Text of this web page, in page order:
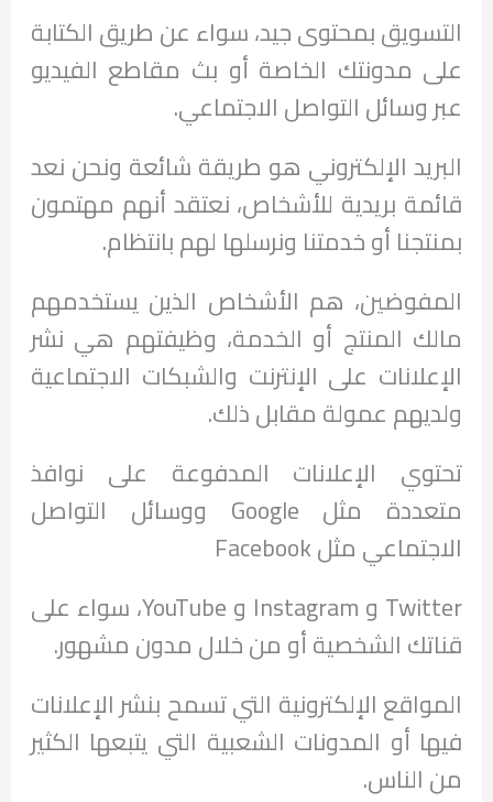
التسويق بمحتوى جيد، سواء عن طريق الكتابة
على مدونتك الخاصة أو بث مقاطع الفيديو
عبر وسائل التواصل الاجتماعي.
البريد الإلكتروني هو طريقة شائعة ونحن نعد
قائمة بريدية للأشخاص، نعتقد أنهم مهتمون
بمنتجنا أو خدمتنا ونرسلها لهم بانتظام.
المفوضين، هم الأشخاص الذين يستخدمهم
مالك المنتج أو الخدمة، وظيفتهم هي نشر
الإعلانات على الإنترنت والشبكات الاجتماعية
ولديهم عمولة مقابل ذلك.
تحتوي الإعلانات المدفوعة على نوافذ
متعددة مثل Google ووسائل التواصل
الاجتماعي مثل Facebook
Twitter و Instagram و YouTube، سواء على
قناتك الشخصية أو من خلال مدون مشهور.
المواقع الإلكترونية التي تسمح بنشر الإعلانات
فيها أو المدونات الشعبية التي يتبعها الكثير
من الناس.